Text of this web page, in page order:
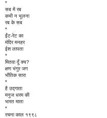
*
सब में रब
कभी न भूलना
रब के सब
*
ईंट-रेट का
मंदिर मनहर
ईश लापता
*
मितवा दूँ क्य?
क्षण भंगुर जग
भौतिक सारा
*
है उद्गाता
मनुज धरम की
भारत माता
*
रचना काल १९९८